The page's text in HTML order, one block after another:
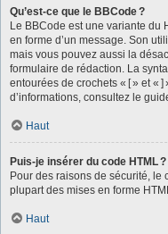
Qu’est-ce que le BBCode ?
Le BBCode est une variante du
en forme d’un message. Son
mais vous pouvez aussi la
formulaire de rédaction. La
entourées de crochets « [ » et «
d’informations, consultez le
Haut
Puis-je insérer du code HTML ?
Pour des raisons de sécurité, le
plupart des mises en forme
Haut